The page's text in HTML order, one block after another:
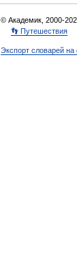
© Академик, 2000-
👣 Путешествия
Экспорт словарей на